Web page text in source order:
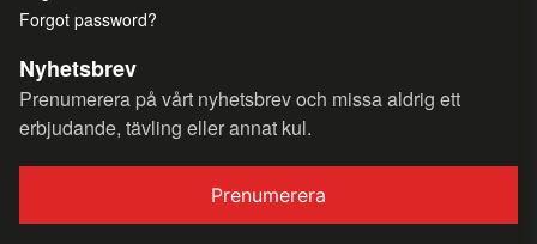
Forgot password?
Nyhetsbrev
Prenumerera på vårt nyhetsbrev och missa aldrig ett
erbjudande, tävling eller annat kul.
Prenumerera